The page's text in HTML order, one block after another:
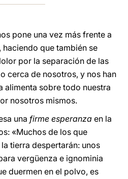
pone una vez más frente a
que también se
por la separación de las
cerca de nosotros, y nos han
alimenta sobre todo nuestra
nosotros mismos.
una firme esperanza en la
«Muchos de los que
tierra despertarán: unos
vergüenza e ignominia
duermen en el polvo, es